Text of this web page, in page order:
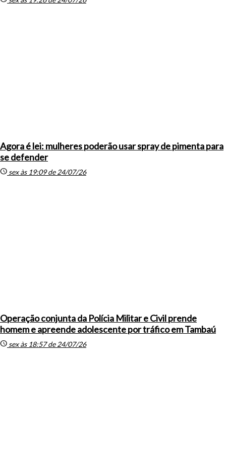
Agora é lei: mulheres poderão usar spray de pimenta para
se defender
schedule sex às 19:09 de 24/07/26
Operação conjunta da Polícia Militar e Civil prende
homem e apreende adolescente por tráfico em Tambaú
schedule sex às 18:57 de 24/07/26